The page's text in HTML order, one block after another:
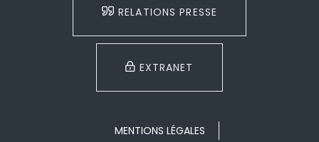
RELATIONS PRESSE
EXTRANET
MENTIONS LÉGALES